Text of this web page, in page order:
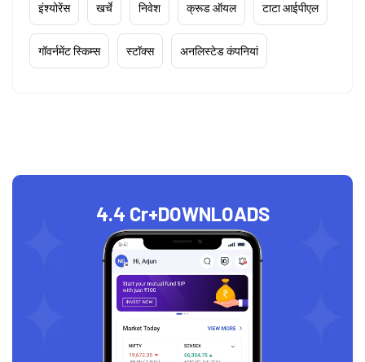
इंश्योरेंस खर्चे निवेश क्रूड ऑयल टाटा आईपीएल
गॉवर्नमेंट स्किम्स स्टॉक्स अनलिस्टेड कंपनियां
4.4 Cr+DOWNLOADS